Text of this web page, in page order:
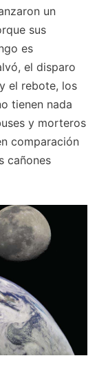
un
sus
es
el disparo
el rebote, los
tienen nada
y morteros
comparación
cañones